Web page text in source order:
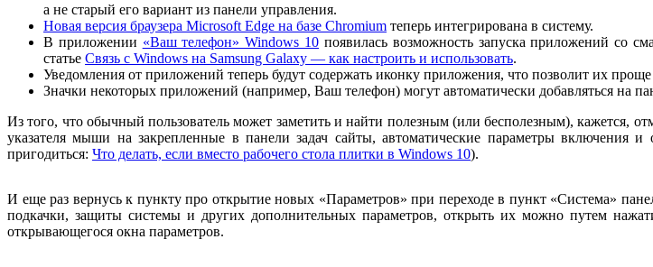
а не старый его вариант из панели управления.
Новая версия браузера Microsoft Edge на базе Chromium теперь интегрирована в систему.
В приложении «Ваш телефон» Windows 10 появилась возможность запуска приложений со
статье Связь с Windows на Samsung Galaxy — как настроить и использовать.
Уведомления от приложений теперь будут содержать иконку приложения, что позволит их
Значки некоторых приложений (например, Ваш телефон) могут автоматически добавляться на
Из того, что обычный пользователь может заметить и найти полезным (или бесполезным), кажется,
указателя мыши на закрепленные в панели задач сайты, автоматические параметры включения
пригодиться: Что делать, если вместо рабочего стола плитки в Windows 10).
И еще раз вернусь к пункту про открытие новых «Параметров» при переходе в пункт «Система»
подкачки, защиты системы и других дополнительных параметров, открыть их можно путем
открывающегося окна параметров.